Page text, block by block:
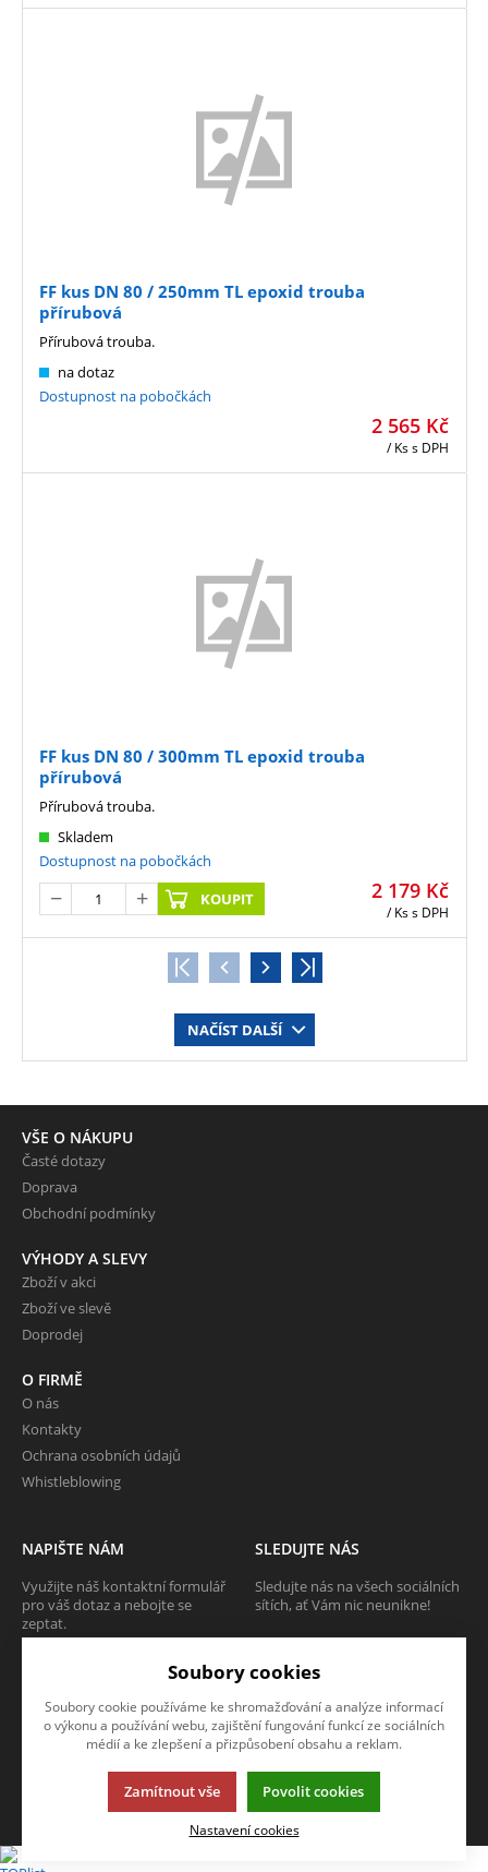
FF kus DN 80 / 250mm TL epoxid trouba
přírubová
2 565 Kč
/ Kss DPH
na dotaz
Dostupnost na pobočkách
Přírubová trouba.
FF kus DN 80 / 300mm TL epoxid trouba
přírubová
2 179 Kč
/ Kss DPH
Skladem
Dostupnost na pobočkách
KOUPIT
Přírubová trouba.
NAČÍST DALŠÍ
VŠE O NÁKUPU
Časté dotazy
Doprava
Obchodní podmínky
VÝHODY A SLEVY
Zboží v akci
Zboží ve slevě
Doprodej
O FIRMĚ
O nás
Kontakty
Ochrana osobních údajů
Whistleblowing
NAPIŠTE NÁM
Využijte náš kontaktní formulář
pro váš dotaz a nebojte se
zeptat.
SLEDUJTE NÁS
Sledujte nás na všech sociálních
sítích, ať Vám nic neunikne!
© 2013-2026 Internetový obchod TECAM PCV a.s.
K2 e-shop - První e-shop, který uřídí celou vaši firmu.
Soubory cookies
Soubory cookie používáme ke shromažďování a analýze informací
o výkonu a používání webu, zajištění fungování funkcí ze sociálních
médií a ke zlepšení a přizpůsobení obsahu a reklam.
Zamítnout vše Povolit cookies
Nastavení cookies